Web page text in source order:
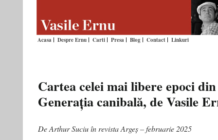
Acasa Despre Ernu Carti Presa Blog Contact Linkuri
Cartea celei mai libere epoci
Generația canibală, de Vasile
De Arthur Suciu în revista Argeș – februarie 2025